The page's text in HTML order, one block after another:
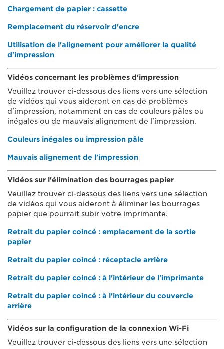
Chargement de papier : cassette
Remplacement du réservoir d'encre
Utilisation de l'alignement pour améliorer la qualité
d'impression
Vidéos concernant les problèmes d'impression
Veuillez trouver ci-dessous des liens vers une sélection
de vidéos qui vous aideront en cas de problèmes
d'impression, notamment en cas de couleurs pâles ou
inégales ou de mauvais alignement de l'impression.
Couleurs inégales ou impression pâle
Mauvais alignement de l'impression
Vidéos sur l'élimination des bourrages papier
Veuillez trouver ci-dessous des liens vers une sélection
de vidéos qui vous aideront à éliminer les bourrages
papier que pourrait subir votre imprimante.
Retrait du papier coincé : emplacement de la sortie
papier
Retrait du papier coincé : réceptacle arrière
Retrait du papier coincé : à l'intérieur de l'imprimante
Retrait du papier coincé : à l'intérieur du couvercle
arrière
Vidéos sur la configuration de la connexion Wi-Fi
Veuillez trouver ci-dessous des liens vers une sélection